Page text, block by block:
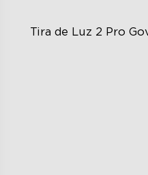
Tira de Luz 2 Pro